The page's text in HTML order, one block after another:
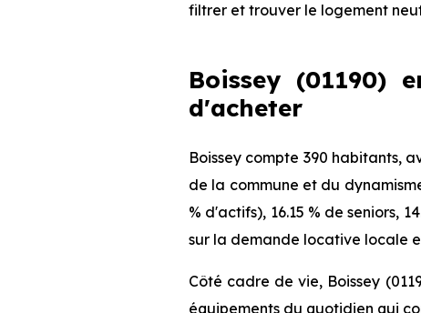
filtrer et trouver le logement
Boissey (01190)
d'acheter
Boissey compte 390 habitants,
de la commune et du
% d'actifs), 16.15 % de seniors,
sur la demande locative locale
Côté cadre de vie, Boissey
équipements du quotidien qui